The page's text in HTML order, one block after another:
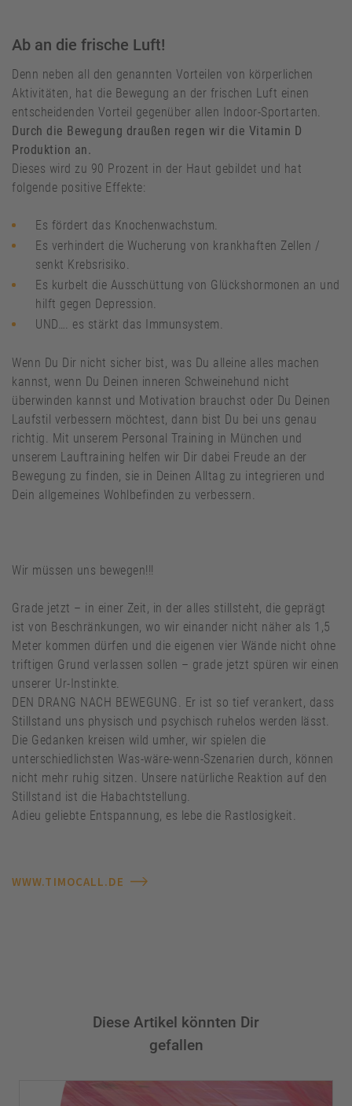
Ab an die frische Luft!
Denn neben all den genannten Vorteilen von körperlichen
Aktivitäten, hat die Bewegung an der frischen Luft einen
entscheidenden Vorteil gegenüber allen Indoor-Sportarten.
Durch die Bewegung draußen regen wir die Vitamin D
Produktion an.
Dieses wird zu 90 Prozent in der Haut gebildet und hat
folgende positive Effekte:
Es fördert das Knochenwachstum.
Es verhindert die Wucherung von krankhaften Zellen /
senkt Krebsrisiko.
Es kurbelt die Ausschüttung von Glückshormonen an und
hilft gegen Depression.
UND…. es stärkt das Immunsystem.
Wenn Du Dir nicht sicher bist, was Du alleine alles machen
kannst, wenn Du Deinen inneren Schweinehund nicht
überwinden kannst und Motivation brauchst oder Du Deinen
Laufstil verbessern möchtest, dann bist Du bei uns genau
richtig. Mit unserem Personal Training in München und
unserem Lauftraining helfen wir Dir dabei Freude an der
Bewegung zu finden, sie in Deinen Alltag zu integrieren und
Dein allgemeines Wohlbefinden zu verbessern.
Wir müssen uns bewegen!!!
Grade jetzt – in einer Zeit, in der alles stillsteht, die geprägt
ist von Beschränkungen, wo wir einander nicht näher als 1,5
Meter kommen dürfen und die eigenen vier Wände nicht ohne
triftigen Grund verlassen sollen – grade jetzt spüren wir einen
unserer Ur-Instinkte.
DEN DRANG NACH BEWEGUNG. Er ist so tief verankert, dass
Stillstand uns physisch und psychisch ruhelos werden lässt.
Die Gedanken kreisen wild umher, wir spielen die
unterschiedlichsten Was-wäre-wenn-Szenarien durch, können
nicht mehr ruhig sitzen. Unsere natürliche Reaktion auf den
Stillstand ist die Habachtstellung.
Adieu geliebte Entspannung, es lebe die Rastlosigkeit.
WWW.TIMOCALL.DE
Diese Artikel könnten Dir
gefallen